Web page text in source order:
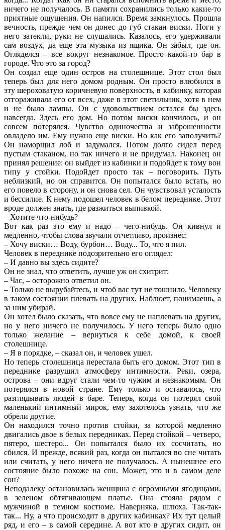
ничего не получалось. В памяти сохранились только какие-то
приятные ощущения. Он напился. Время замкнулось. Прошла
вечность, прежде чем он донес до губ стакан виски. Ноги у
него затекли, руки не слушались. Казалось, его удерживали
сам воздух, да еще эта музыка из ящика. Он забыл, где он.
Огляделся – все вокруг незнакомое. Просто какой-то бар в
городе. Что это за город?
Он создал еще один остров на столешнице. Этот стол был
теперь был для него домом родным. Он просто влюбился в
эту шероховатую коричневую поверхность, в кабинку, которая
отгораживала его от всех, даже в этот светильник, хотя в нем
и не было лампы. Он с удовольствием остался бы здесь
навсегда. Здесь его дом. Но потом виски кончилось, и он
совсем потерялся. Чувство одиночества и заброшенности
овладело им. Ему нужно еще виски. Но как его заполучить?
Он наморщил лоб и задумался. Потом долго сидел перед
пустым стаканом, но так ничего и не придумал. Наконец он
принял решение: он выйдет из кабинки и подойдет к тому вон
типу у стойки. Подойдет просто так – поговорить. Путь
неблизкий, но он справится. Он попытался было встать, но
его повело в сторону, и он снова сел. Он чувствовал усталость
и бессилие. К нему подошел человек в белом переднике. Этот
вроде должен знать, где разжиться выпивкой.
– Хотите что-нибудь?
Вот как раз это ему и надо – чего-нибудь. Он кивнул и
медленно, чтобы слова звучали отчетливо, произнес:
– Хочу виски… Воду, бурбон… Воду... То, что я пил.
Человек в переднике подозрительно его оглядел:
– И давно вы здесь сидите?
Он не знал, что ответить, лучше уж он схитрит:
– Час, – осторожно ответил он.
– Только не вырубайтесь, и чтоб вас тут не тошнило. Человеку
в таком состоянии плевать на других. Наблюет, понимаешь, а
за ним убирай.
Он хотел было сказать, что вовсе ему не наплевать на других,
но у него ничего не получилось. У него теперь было одно
только желание – вернуться к себе домой, к своей
столешнице.
– Я в порядке, – сказал он, и человек ушел.
Но теперь столешница перестала быть его домом. Этот тип в
переднике разрушил атмосферу интимности. Реки, озера,
острова – они вдруг стали чем-то чужим и незнакомым. Он
потерялся в новой стране. Ему только и оставалось, что
разглядывать людей в баре. Теперь, когда он потерял свой
маленький интимный мирок, ему захотелось узнать, что же
обрели другие.
Он находился точно против стойки, за которой медленно
двигались двое в белых передниках. Перед стойкой – четверо,
пятеро, шестеро... Он попытался было их сосчитать, но
сбился. И прежде, всякий раз, когда он пытался во сне читать
или считать, у него ничего не получалось. А нынешнее его
состояние было похоже на сон. Может, это и в самом деле
сон?
Неподалеку остановилась женщина с огромными ягодицами,
в зеленом обтягивающем платье. Она стояла рядом с
мужчиной в темном костюме. Наверняка, шлюха. Так-так-
так... Ну, а что происходит в других кабинках? Их тут целый
ряд, и его – в самой середине. А вот кто в других сидит, он